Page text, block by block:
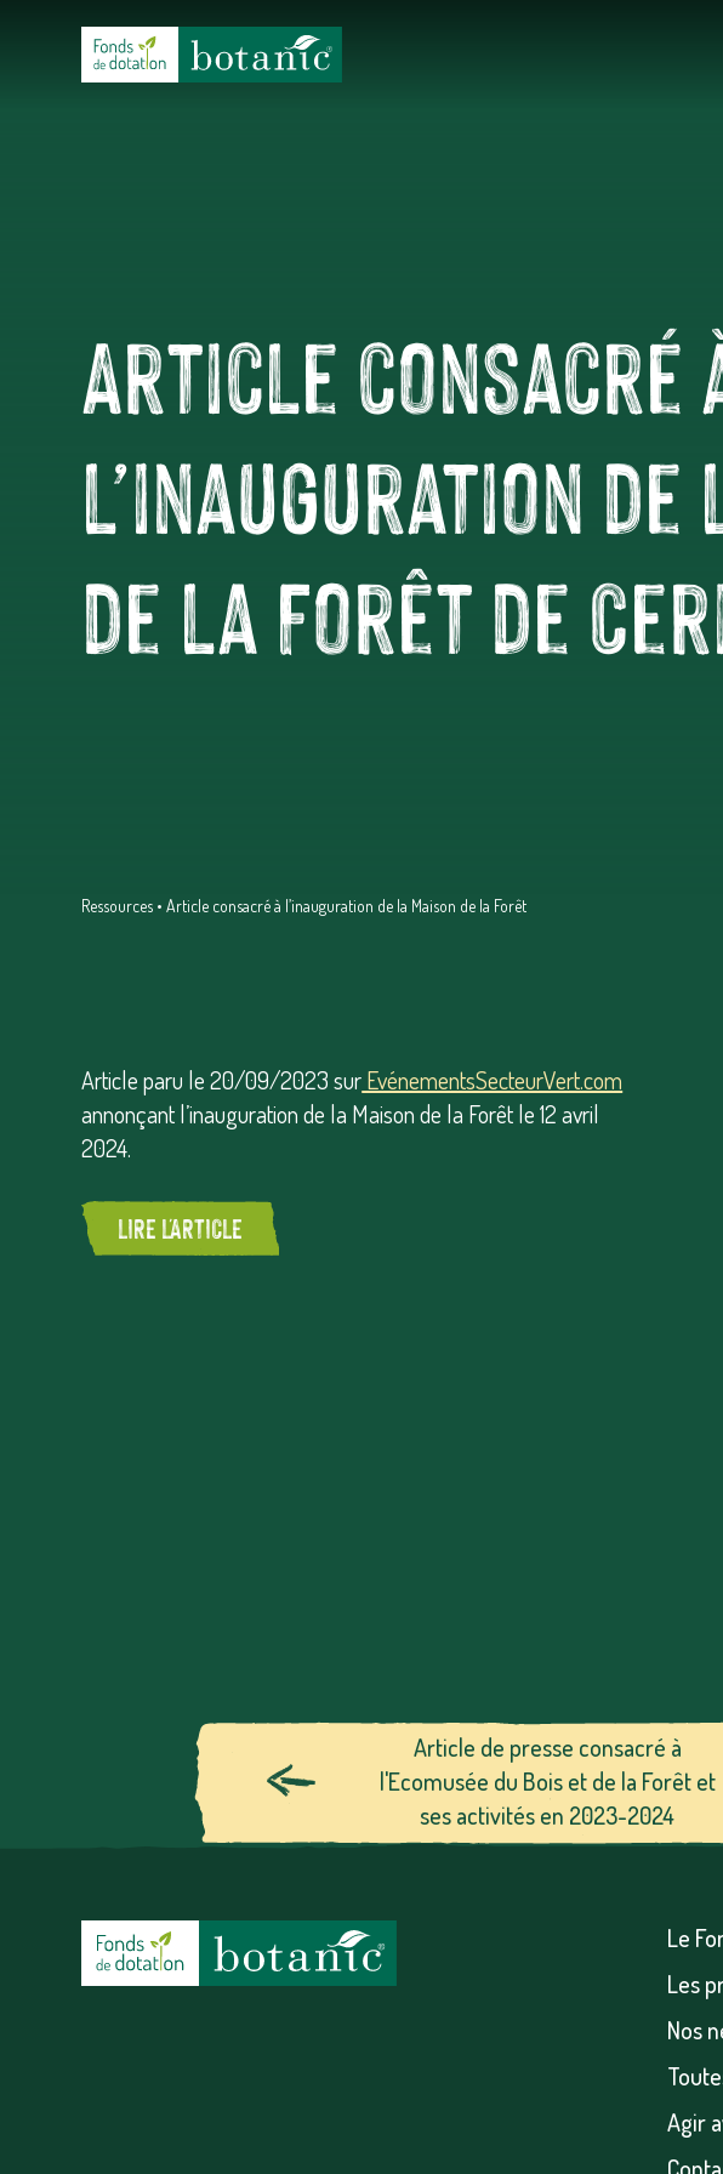
Article consacré
l’inauguration de
de la Forêt de
Ressources •Article consacré à l’inauguration de la Maison de la Forêt
Article paru le 20/09/2023 surEvénementsSecteurVert.com
annonçant l’inauguration de la Maison de la Forêt le 12 avril
2024.
LIRE L'ARTICLE
Article de presse consacré à
l'Ecomusée du Bois et de la Forêt et
ses activités en 2023-2024
Le
Les
Nos
Agir